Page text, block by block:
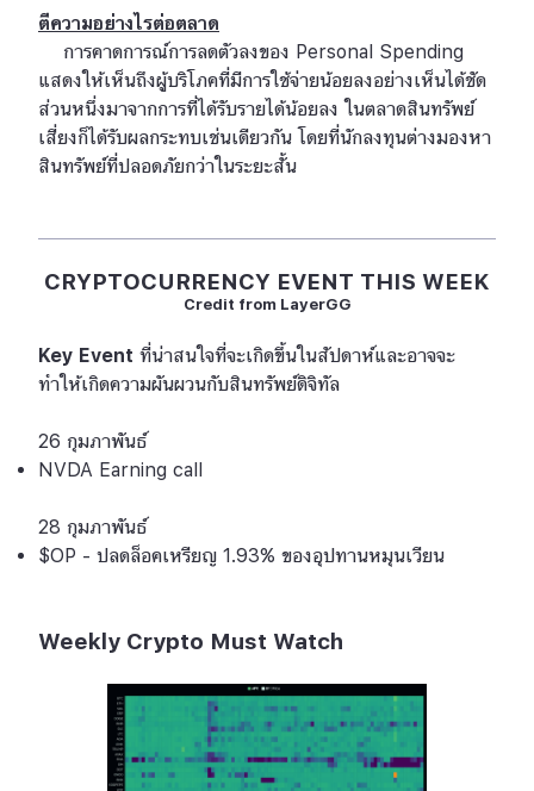
ตีความอย่างไรต่อตลาด
การคาดการณ์การลดตัวลงของ Personal Spending
แสดงให้เห็นถึงผู้บริโภคที่มีการใช้จ่ายน้อยลงอย่างเห็นได้ชัด
ส่วนหนึ่งมาจากการที่ได้รับรายได้น้อยลง ในตลาดสินทรัพย์
เสี่ยงก็ได้รับผลกระทบเช่นเดียวกัน โดยที่นักลงทุนต่างมองหา
สินทรัพย์ที่ปลอดภัยกว่าในระยะสั้น
CRYPTOCURRENCY EVENT THIS WEEK
Credit from LayerGG
Key Event ที่น่าสนใจที่จะเกิดขึ้นในสัปดาห์และอาจจะ
ทำให้เกิดความผันผวนกับสินทรัพย์ดิจิทัล
26 กุมภาพันธ์
NVDA Earning call
28 กุมภาพันธ์
$OP - ปลดล็อคเหรียญ 1.93% ของอุปทานหมุนเวียน
Weekly Crypto Must Watch